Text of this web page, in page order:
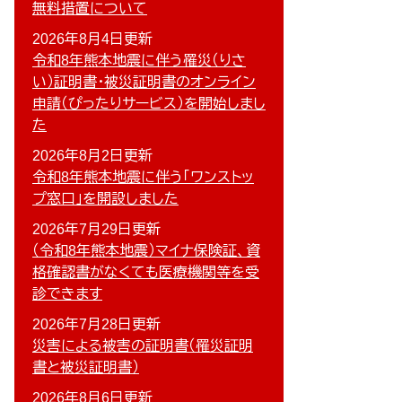
無料措置について
2026年8月4日更新
令和8年熊本地震に伴う罹災（りさ
い）証明書・被災証明書のオンライン
申請（ぴったりサービス）を開始しまし
た
2026年8月2日更新
令和8年熊本地震に伴う「ワンストッ
プ窓口」を開設しました
2026年7月29日更新
（令和8年熊本地震）マイナ保険証、資
格確認書がなくても医療機関等を受
診できます
2026年7月28日更新
災害による被害の証明書（罹災証明
書と被災証明書）
2026年8月6日更新